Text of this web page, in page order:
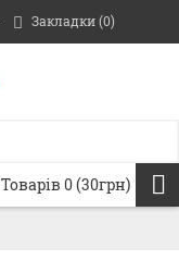
Закладки (0)
Товарів 0 (30грн)